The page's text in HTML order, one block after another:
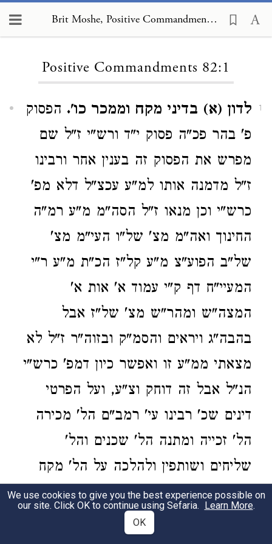
Brit Moshe, Positive Commandments 82:1
Positive Commandments 82:1
1 לדון (א) בדיני מקח וממכר כו'. הפסוק
פ' בהר פכ"ה פסוק י"ד ורש"י ז"ל שם
מפרש את הפסוק זה בענין אחר ורבינו
ז"ל מדמנה אותו למ"ע עכצ"ל דלא מפ'
כרש"י וכן מנאו ז"ל הסה"מ מ"ע רמ"ה
החינוך ואה"מ מצ' של"ו העי"מ מצ'
של"ב הפוע"צ מ"ע קל"ז הכ"ת מ"ע ר"י
המעיי"ח דף ק"י עמוד א' אות א'
המצה"ש ומהר"ש מצ' של"ז אבל
בהבה"ג ויראים והסמ"ק ובזוה"ר ז"ל לא
מצאתי ממ"ע זו ואפשר כיון דמפ' כרש"י
הנ"ל אבל זה דוחק וצ"ע, ועל הפרטי
דינים שכ' רבינו עי' רמב"ם הל' מכירה
הל' זכייה ומתנה הל' שכנים והל'
שליחים ושותפין ולהלכה על הל' מקח
וממכר שכ' רבינו עי' טור ש"ע חו"מ סי'
קפ"ט עד רכ"ז ועל הל' מתנה סי' רמ"א
We use cookies to give you the best experience possible on
our site. Click OK to continue using Sefaria. Learn More.
OK